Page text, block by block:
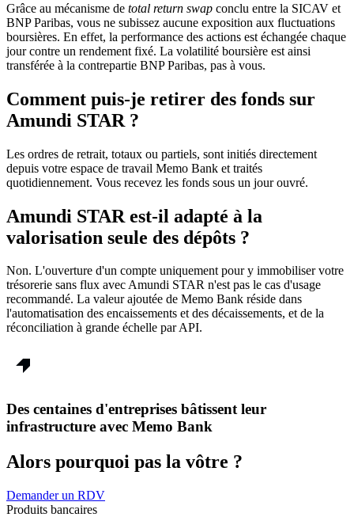
Grâce au mécanisme de total return swap conclu entre la SICAV et
BNP Paribas, vous ne subissez aucune exposition aux fluctuations
boursières. En effet, la performance des actions est échangée chaque
jour contre un rendement fixé. La volatilité boursière est ainsi
transférée à la contrepartie BNP Paribas, pas à vous.
Comment puis-je retirer des fonds sur
Amundi STAR ?
Les ordres de retrait, totaux ou partiels, sont initiés directement
depuis votre espace de travail Memo Bank et traités
quotidiennement. Vous recevez les fonds sous un jour ouvré.
Amundi STAR est-il adapté à la
valorisation seule des dépôts ?
Non. L'ouverture d'un compte uniquement pour y immobiliser votre
trésorerie sans flux avec Amundi STAR n'est pas le cas d'usage
recommandé. La valeur ajoutée de Memo Bank réside dans
l'automatisation des encaissements et des décaissements, et de la
réconciliation à grande échelle par API.
Des centaines d'entreprises bâtissent leur
infrastructure avec Memo Bank
Alors pourquoi pas la vôtre ?
Demander un RDV
Produits bancaires